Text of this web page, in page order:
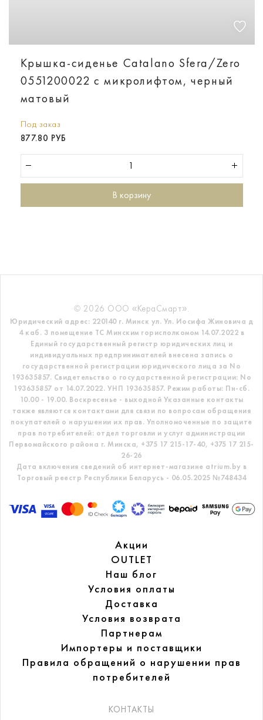
Крышка-сиденье Catalano Sfera/Zero
0551200022 с микролифтом, черный
матовый
Под заказ
877.80 РУБ
В корзину
© 2026 ООО «КераСмарт».
Юридический адрес: 220140 г. Минск ул. Ул. Иосифа Жиновича д
4 каб. 3 помещение ТС Минским горисполкомом 14.07.2022 в
Единый государственный регистр юридических лиц и
индивидуальных предпринимателей внесена запись о
государственной регистрации юридического лица за No
193635857. Свидетельство о государственной регистрации: No
193635857 от 14.07.2022. УНП 193635857. Режим работы: Пн-сб.
10.00 - 19.00. Воскресенье - выходной Указанные контакты
также являются контактами для связи по вопросам обращения
покупателей о нарушении их прав. Уполномоченные по защите
прав потребителей: отдел торговли и услуг администрации
Первомайского района г. Минска, +375 17 215-17-40, +375 17 215-
26-26
Дата включения сведений об интернет-магазине atrium.by в
Торговый реестр Республики Беларусь - 06.05.2025 №748434
Акции
OUTLET
Наш блог
Условия оплаты
Доставка
Условия возврата
Партнерам
Импортеры и поставщики
Правила обращений о нарушении прав
потребителей
КОНТАКТЫ